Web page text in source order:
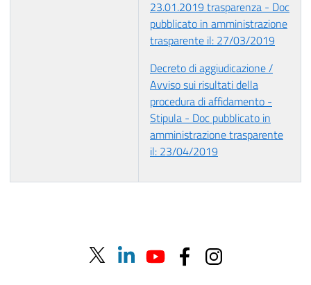
23.01.2019 trasparenza - Doc
pubblicato in amministrazione
trasparente il: 27/03/2019
Decreto di aggiudicazione /
Avviso sui risultati della
procedura di affidamento -
Stipula - Doc pubblicato in
amministrazione trasparente
il: 23/04/2019